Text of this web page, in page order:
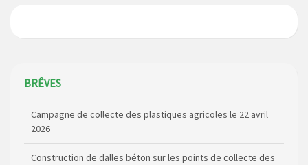
BRÊVES
Campagne de collecte des plastiques agricoles le 22 avril
2026
Construction de dalles béton sur les points de collecte des